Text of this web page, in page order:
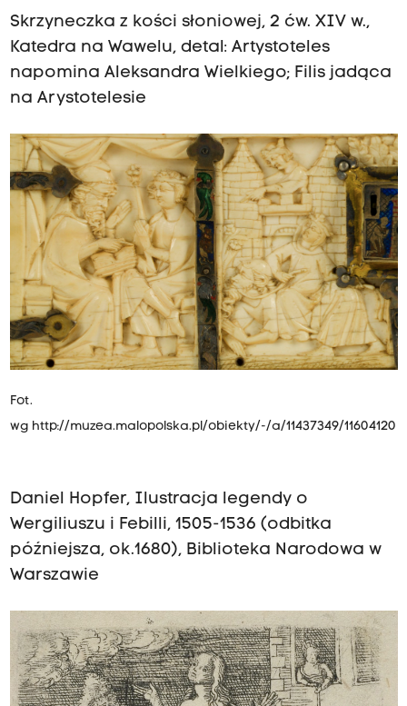
Skrzyneczka z kości słoniowej, 2 ćw. XIV w.,
Katedra na Wawelu, detal: Artystoteles
napomina Aleksandra Wielkiego; Filis jadąca
na Arystotelesie
Fot.
wg http://muzea.malopolska.pl/obiekty/-/a/11437349/11604120
Daniel Hopfer, Ilustracja legendy o
Wergiliuszu i Febilli, 1505-1536 (odbitka
późniejsza, ok.1680), Biblioteka Narodowa w
Warszawie